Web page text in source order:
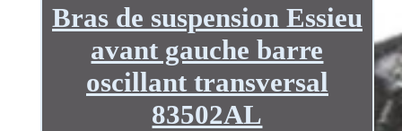
Bras de suspension Essieu
avant gauche barre
oscillant transversal
83502AL